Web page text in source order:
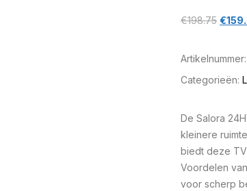
€198.75 €
Artikelnummer:
Categorieën:
De Salora
kleinere
biedt deze
Voordelen
voor scherp